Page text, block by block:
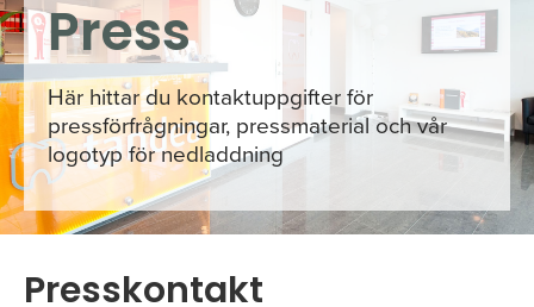
Kliniker
Behandlingar
Abonnemangs­tandvård
Tiotandvård
Press
Här hittar du kontaktuppgifter för
pressförfrågningar, pressmaterial och vår
logotyp för nedladdning
Presskontakt